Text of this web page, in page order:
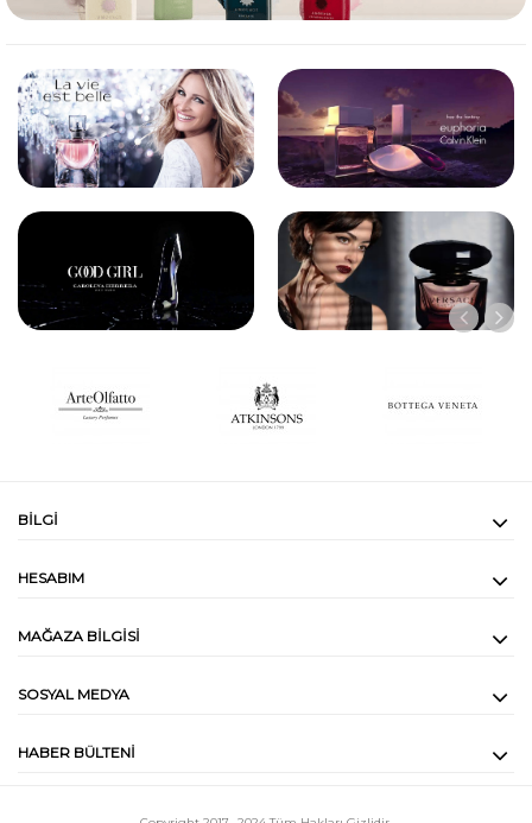
BILGI
HESABIM
MAĞAZA BILGISI
SOSYAL MEDYA
HABER BÜLTENI